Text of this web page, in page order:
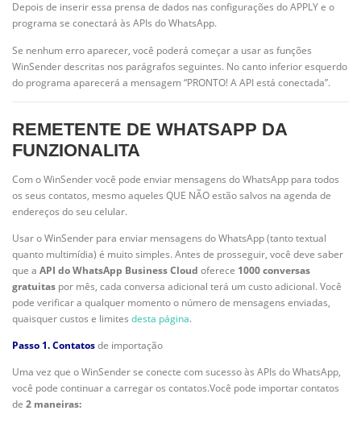
Depois de inserir essa prensa de dados nas configurações do APPLY e o
programa se conectará às APIs do WhatsApp.
Se nenhum erro aparecer, você poderá começar a usar as funções
WinSender descritas nos parágrafos seguintes. No canto inferior esquerdo
do programa aparecerá a mensagem “PRONTO! A API está conectada”.
REMETENTE DE WHATSAPP DA
FUNZIONALITA
Com o WinSender você pode enviar mensagens do WhatsApp para todos
os seus contatos, mesmo aqueles QUE NÃO estão salvos na agenda de
endereços do seu celular.
Usar o WinSender para enviar mensagens do WhatsApp (tanto textual
quanto multimídia) é muito simples. Antes de prosseguir, você deve saber
que a API do WhatsApp Business Cloud oferece 1000 conversas
gratuitas por mês, cada conversa adicional terá um custo adicional. Você
pode verificar a qualquer momento o número de mensagens enviadas,
quaisquer custos e limites desta página.
Passo 1. Contatosde importação
Uma vez que o WinSender se conecte com sucesso às APIs do WhatsApp,
você pode continuar a carregar os contatos.Você pode importar contatos
de 2 maneiras: